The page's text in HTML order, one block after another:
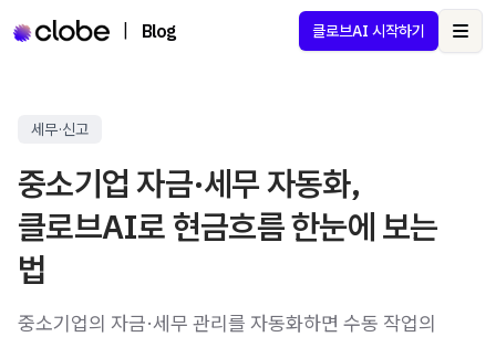
Blog 클로브AI 시작하기
세무·신고
중소기업 자금·세무 자동화,
클로브AI로 현금흐름 한눈에 보는
법
중소기업의 자금·세무 관리를 자동화하면 수동 작업의